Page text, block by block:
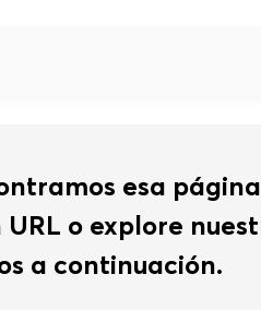
esa
o explore
a continuación.